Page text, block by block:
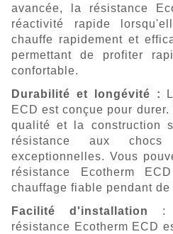
avancée, la résistance
réactivité rapide
chauffe rapidement et
permettant de profiter
confortable.
Durabilité et longévité :
ECD est conçue pour
qualité et la construction
résistance aux
exceptionnelles. Vous
résistance Ecotherm
chauffage fiable pendant
Facilité d'installation
:
résistance Ecotherm ECD